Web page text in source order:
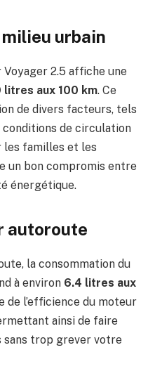
urbain
2.5 affiche une
litres aux 100 km. Ce
de divers facteurs, tels
de circulation
les familles et les
un bon compromis entre
énergétique.
autoroute
la consommation du
à environ 6.4 litres aux
de l’efficience du moteur
ainsi de faire
sans trop grever votre